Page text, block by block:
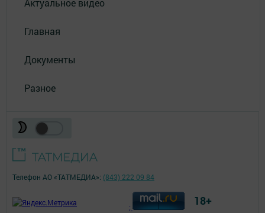
Актуальное видео
Главная
Документы
Разное
Телефон АО «ТАТМЕДИА»: (843) 222 09 84
; 18+